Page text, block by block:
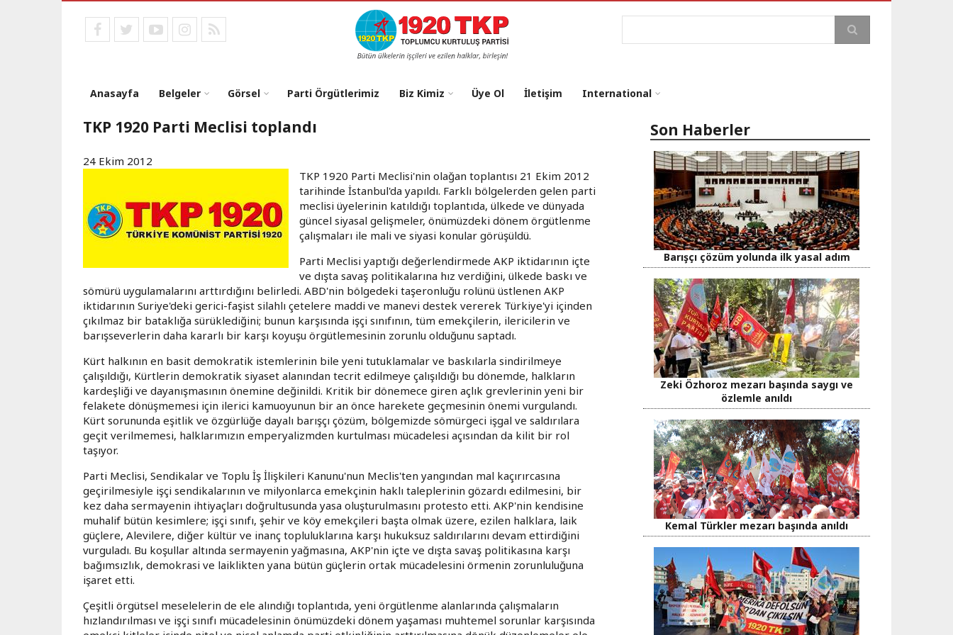
facebooktwitteryoutubeinstagram
RSS
Ara
Anasayfa Belgeler Görsel Parti Örgütlerimiz Biz Kimiz Üye Ol İletişim International
TKP 1920 Parti Meclisi toplandı
24 Ekim 2012
TKP 1920 Parti Meclisi'nin olağan toplantısı 21 Ekim 2012
tarihinde İstanbul'da yapıldı. Farklı bölgelerden gelen parti
meclisi üyelerinin katıldığı toplantıda, ülkede ve dünyada
güncel siyasal gelişmeler, önümüzdeki dönem örgütlenme
çalışmaları ile mali ve siyasi konular görüşüldü.
Parti Meclisi yaptığı değerlendirmede AKP iktidarının içte
ve dışta savaş politikalarına hız verdiğini, ülkede baskı ve
sömürü uygulamalarını arttırdığını belirledi. ABD'nin bölgedeki taşeronluğu rolünü üstlenen AKP
iktidarının Suriye'deki gerici-faşist silahlı çetelere maddi ve manevi destek vererek Türkiye'yi içinden
çıkılmaz bir bataklığa sürüklediğini; bunun karşısında işçi sınıfının, tüm emekçilerin, ilericilerin ve
barışseverlerin daha kararlı bir karşı koyuşu örgütlemesinin zorunlu olduğunu saptadı.
Kürt halkının en basit demokratik istemlerinin bile yeni tutuklamalar ve baskılarla sindirilmeye
çalışıldığı, Kürtlerin demokratik siyaset alanından tecrit edilmeye çalışıldığı bu dönemde, halkların
kardeşliği ve dayanışmasının önemine değinildi. Kritik bir dönemece giren açlık grevlerinin yeni bir
felakete dönüşmemesi için ilerici kamuoyunun bir an önce harekete geçmesinin önemi vurgulandı.
Kürt sorununda eşitlik ve özgürlüğe dayalı barışçı çözüm, bölgemizde sömürgeci işgal ve saldırılara
geçit verilmemesi, halklarımızın emperyalizmden kurtulması mücadelesi açısından da kilit bir rol
taşıyor.
Parti Meclisi, Sendikalar ve Toplu İş İlişkileri Kanunu'nun Meclis'ten yangından mal kaçırırcasına
geçirilmesiyle işçi sendikalarının ve milyonlarca emekçinin haklı taleplerinin gözardı edilmesini, bir
kez daha sermayenin ihtiyaçları doğrultusunda yasa oluşturulmasını protesto etti. AKP'nin kendisine
muhalif bütün kesimlere; işçi sınıfı, şehir ve köy emekçileri başta olmak üzere, ezilen halklara, laik
güçlere, Alevilere, diğer kültür ve inanç topluluklarına karşı hukuksuz saldırılarını devam ettirdiğini
vurguladı. Bu koşullar altında sermayenin yağmasına, AKP'nin içte ve dışta savaş politikasına karşı
bağımsızlık, demokrasi ve laiklikten yana bütün güçlerin ortak mücadelesini örmenin zorunluluğuna
işaret etti.
Çeşitli örgütsel meselelerin de ele alındığı toplantıda, yeni örgütlenme alanlarında çalışmaların
hızlandırılması ve işçi sınıfı mücadelesinin önümüzdeki dönem yaşaması muhtemel sorunlar karşısında
Son Haberler
Barışçı çözüm yolunda ilk yasal adım
Zeki Özhoroz mezarı başında saygı ve
özlemle anıldı
Kemal Türkler mezarı başında anıldı